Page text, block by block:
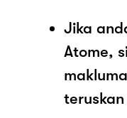
Jika
Atome,